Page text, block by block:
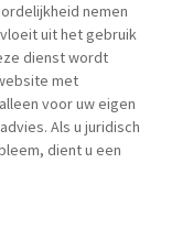
nemen
uit het gebruik
dienst wordt
met
voor uw eigen
Als u juridisch
dient u een